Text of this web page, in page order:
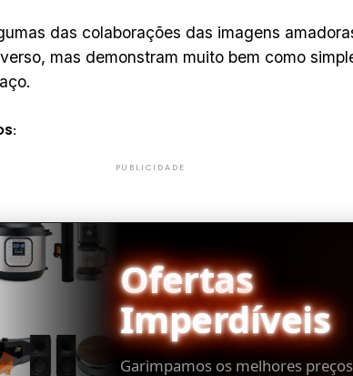
das colaborações das imagens
mas demonstram muito bem como
PUBLICIDADE
Ofertas
Imperdíveis
Garimpamos os melhores